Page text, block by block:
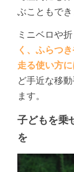
ぶこともでき
ミニベロや
く、ふらつ
走る使い方に
ど手近な移
ます。
子どもを乗
を